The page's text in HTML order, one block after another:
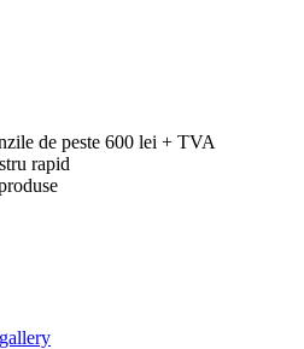
de peste 600 lei + TVA
rapid